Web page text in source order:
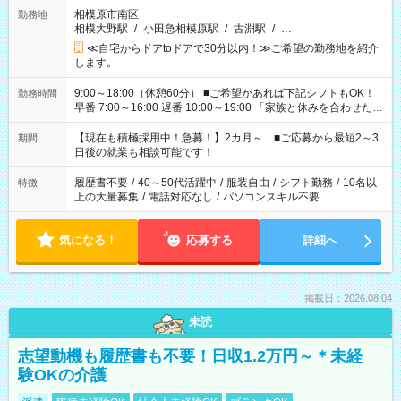
勤務地
相模原市南区
相模大野駅 / 小田急相模原駅 / 古淵駅 / …
≪自宅からドアtoドアで30分以内！≫ご希望の勤務地を紹介
します。
勤務時間
9:00～18:00（休憩60分） ■ご希望があれば下記シフトもOK！
早番 7:00～16:00 遅番 10:00～19:00 「家族と休みを合わせた
い」 「余裕を持って夕飯の準備がしたい」 「できれば残業はし
たくない」 など、ご希望を教えてくださいね。 ※Wワーク希望
の方へ 今ご覧のお仕事で希望する勤務時間と、もう1つのお仕事
の勤務時間。 合計で週40時間を超える場合は応募できません。
期間
【現在も積極採用中！急募！】2カ月～ ■ご応募から最短2～3
日後の就業も相談可能です！
特徴 履歴書不要 / 40～50代活躍中 / 服装自由 / シフト勤務 / 10名以
上の大量募集 / 電話対応なし / パソコンスキル不要
気になる！ 応募する 詳細へ
掲載日：2026.08.04
未読
志望動機も履歴書も不要！日収1.2万円～＊未経
験OKの介護